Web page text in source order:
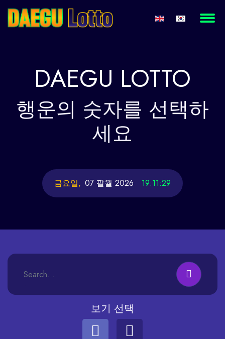
DAEGU LOTTO
행운의 숫자를 선택하
세요
금요일, 07 팔월 2026 19:11:30
보기 선택